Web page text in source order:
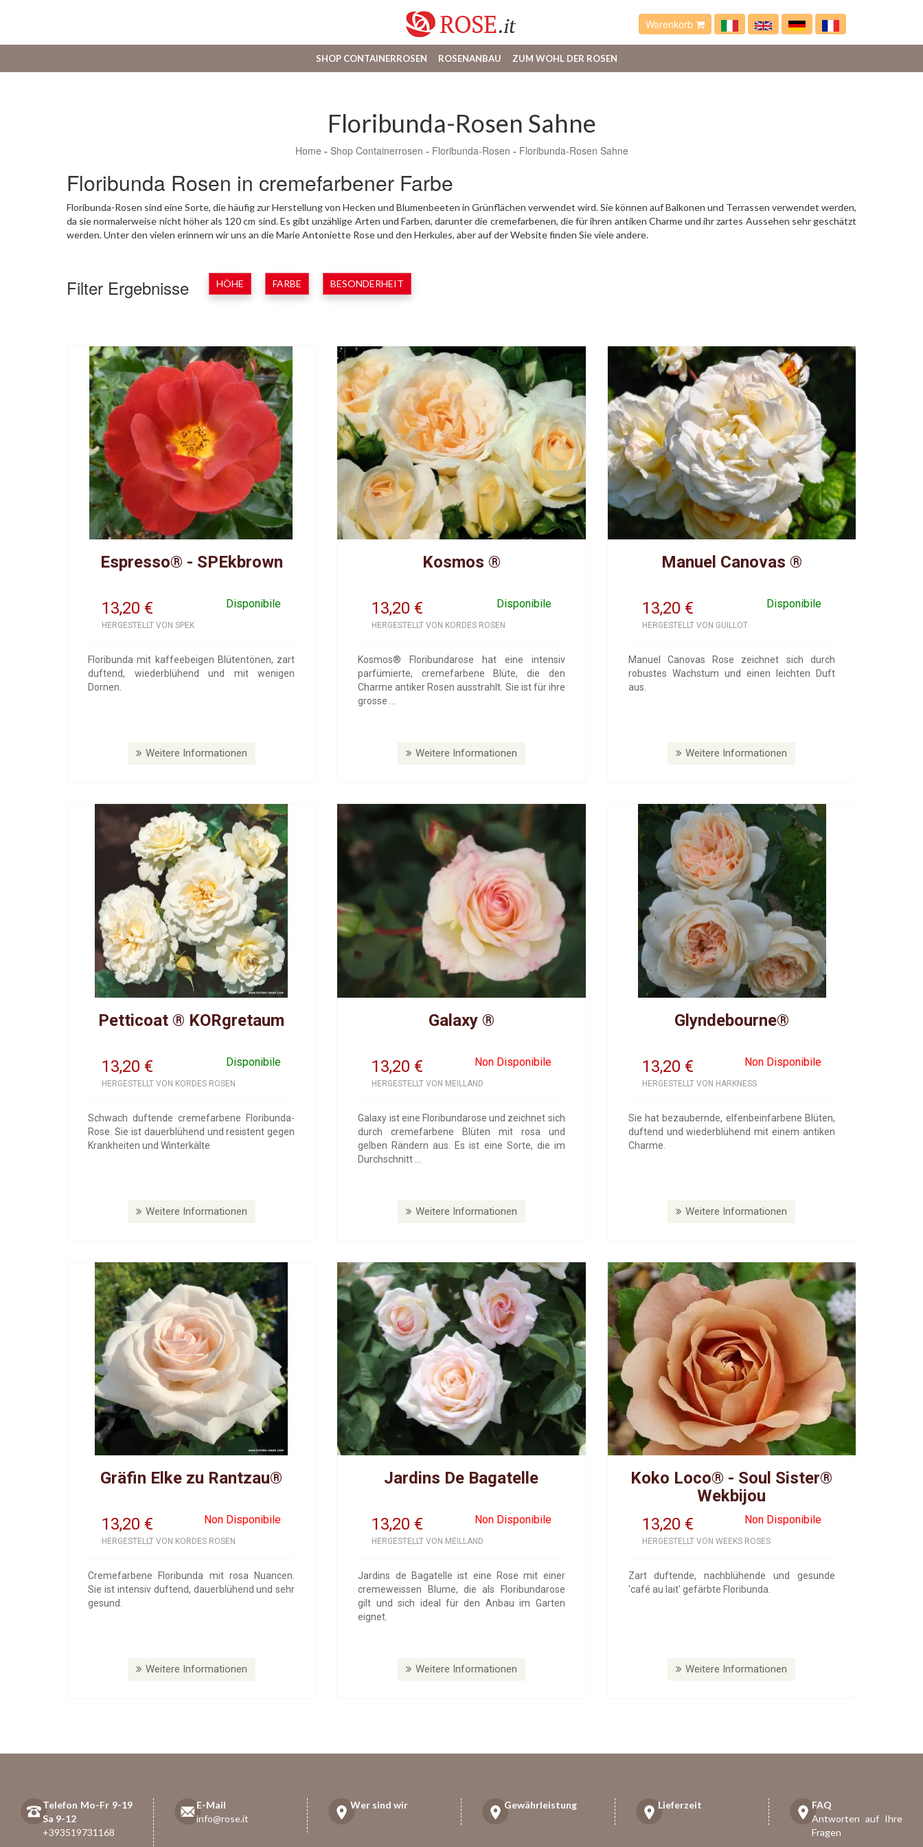
Warenkorb
SHOP CONTAINERROSEN ROSENANBAU ZUM WOHL DER ROSEN
Floribunda-Rosen Sahne
Home - Shop Containerrosen - Floribunda-Rosen - Floribunda-Rosen Sahne
Floribunda Rosen in cremefarbener Farbe
Floribunda-Rosen sind eine Sorte, die häufig zur Herstellung von Hecken und Blumenbeeten in Grünflächen verwendet wird. Sie können auf Balkonen und Terrassen verwendet werden,
da sie normalerweise nicht höher als 120 cm sind. Es gibt unzählige Arten und Farben, darunter die cremefarbenen, die für ihren antiken Charme und ihr zartes Aussehen sehr geschätzt
werden. Unter den vielen erinnern wir uns an die Marie Antoniette Rose und den Herkules, aber auf der Website finden Sie viele andere.
Filter Ergebnisse HÖHE FARBE BESONDERHEIT
Espresso® - SPEkbrown
13,20 Disponibile
€
HERGESTELLT VON SPEK
Floribunda mit kaffeebeigen Blütentönen, zart
duftend, wiederblühend und mit wenigen
Dornen.
Weitere Informationen
Kosmos ®
13,20 Disponibile
€
HERGESTELLT VON KORDES ROSEN
Kosmos® Floribundarose hat eine intensiv
parfümierte, cremefarbene Blüte, die den
Charme antiker Rosen ausstrahlt. Sie ist für ihre
grosse ...
Weitere Informationen
Manuel Canovas ®
13,20 Disponibile
€
HERGESTELLT VON GUILLOT
Manuel Canovas Rose zeichnet sich durch
robustes Wachstum und einen leichten Duft
aus.
Weitere Informationen
Petticoat ® KORgretaum
13,20 Disponibile
€
HERGESTELLT VON KORDES ROSEN
Schwach duftende cremefarbene Floribunda-
Rose. Sie ist dauerblühend und resistent gegen
Krankheiten und Winterkälte
Weitere Informationen
Galaxy ®
13,20 Non Disponibile
€
HERGESTELLT VON MEILLAND
Galaxy ist eine Floribundarose und zeichnet sich
durch cremefarbene Blüten mit rosa und
gelben Rändern aus. Es ist eine Sorte, die im
Durchschnitt ...
Weitere Informationen
Glyndebourne®
13,20 Non Disponibile
€
HERGESTELLT VON HARKNESS
Sie hat bezaubernde, elfenbeinfarbene Blüten,
duftend und wiederblühend mit einem antiken
Charme.
Weitere Informationen
Gräfin Elke zu Rantzau®
13,20 Non Disponibile
€
HERGESTELLT VON KORDES ROSEN
Cremefarbene Floribunda mit rosa Nuancen.
Sie ist intensiv duftend, dauerblühend und sehr
gesund.
Weitere Informationen
Jardins De Bagatelle
13,20 Non Disponibile
€
HERGESTELLT VON MEILLAND
Jardins de Bagatelle ist eine Rose mit einer
cremeweissen Blume, die als Floribundarose
gilt und sich ideal für den Anbau im Garten
eignet.
Weitere Informationen
Koko Loco® - Soul Sister®
Wekbijou
13,20
Non Disponibile
€
HERGESTELLT VON WEEKS ROSES
Zart duftende, nachblühende und gesunde
'café au lait' gefärbte Floribunda.
Weitere Informationen
Telefon Mo-Fr 9-19
Sa 9-12
+393519731168
E-Mail
info@rose.it
Wer sind wir Gewährleistung Lieferzeit
FAQ
Antworten auf Ihre
Fragen